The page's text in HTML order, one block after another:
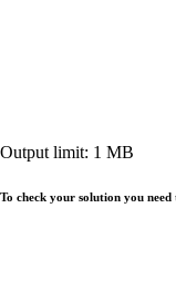
Output limit: 1 MB
To check your solution you need